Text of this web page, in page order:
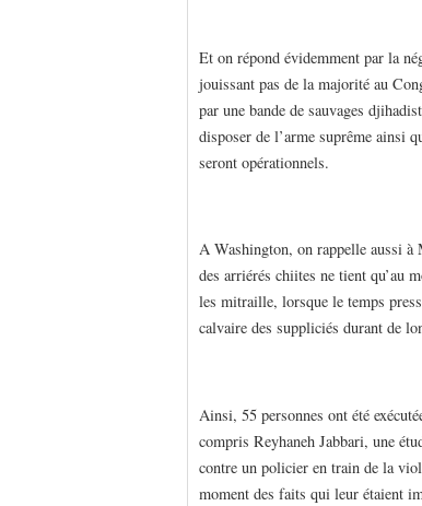
Et on répond évidemment par la
jouissant pas de la majorité au
par une bande de sauvages
disposer de l’arme suprême ainsi
seront opérationnels.
A Washington, on rappelle aussi à
des arriérés chiites ne tient qu’au
les mitraille, lorsque le temps
calvaire des suppliciés durant de
Ainsi, 55 personnes ont été
compris Reyhaneh Jabbari, une
contre un policier en train de la
moment des faits qui leur étaient